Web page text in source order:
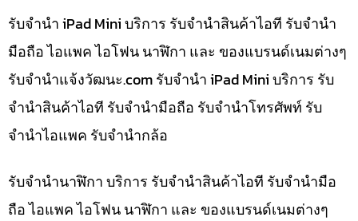
รับจำนำ iPad Mini บริการ รับจำนำสินค้าไอที รับจำนำ
มือถือ ไอแพค ไอโฟน นาฬิกา และ ของแบรนด์เนมต่างๆ
รับจํานําแจ้งวัฒนะ.com รับจำนำ iPad Mini บริการ รับ
จำนำสินค้าไอที รับจำนำมือถือ รับจำนำโทรศัพท์ รับ
จำนำไอแพค รับจำนำกล้อ
รับจำนำนาฬิกา บริการ รับจำนำสินค้าไอที รับจำนำมือ
ถือ ไอแพค ไอโฟน นาฬิกา และ ของแบรนด์เนมต่างๆ